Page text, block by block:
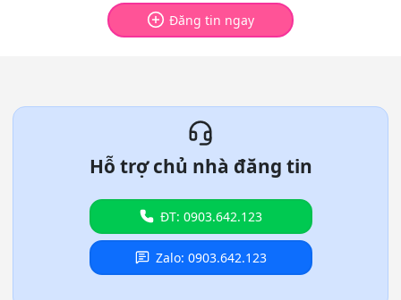
Đăng tin ngay
Hỗ trợ chủ nhà đăng tin
ĐT: 0903.642.123
Zalo: 0903.642.123